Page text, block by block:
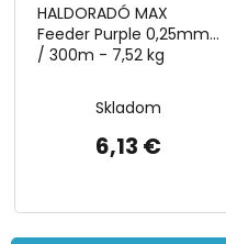
HALDORADÓ MAX
Feeder Purple 0,25mm
/ 300m - 7,52 kg
Skladom
6,13 €